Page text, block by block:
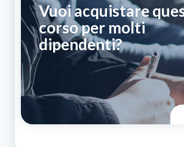
Vuoi acquistare
corso per molti
dipendenti?